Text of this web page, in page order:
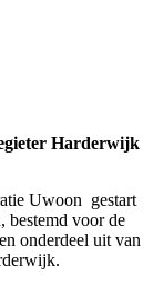
Harderwijk
Uwoon gestart
bestemd voor de
onderdeel uit van
.